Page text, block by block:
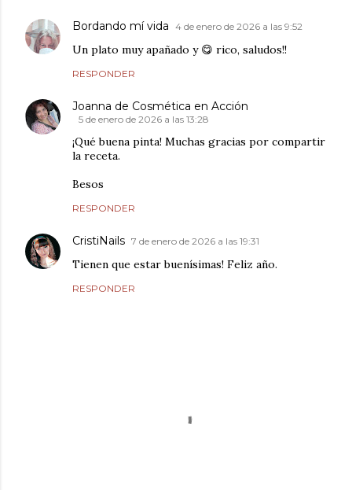
Bordando mí vida 4 de enero de 2026 a las 9:52
Un plato muy apañado y 😋 rico, saludos!!
RESPONDER
Joanna de Cosmética en Acción
5 de enero de 2026 a las 13:28
¡Qué buena pinta! Muchas gracias por compartir
la receta.
Besos
RESPONDER
CristiNails 7 de enero de 2026 a las 19:31
Tienen que estar buenísimas! Feliz año.
RESPONDER